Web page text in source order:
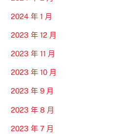
2024 年 1 月
2023 年 12 月
2023 年 11 月
2023 年 10 月
2023 年 9 月
2023 年 8 月
2023 年 7 月